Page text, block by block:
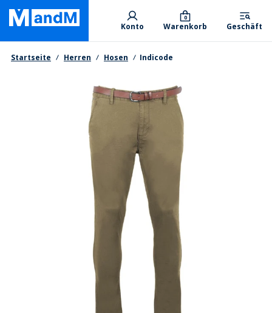
Skip
main
content
Primary departments
Konto Warenkorb
0
Geschäft
Brotkrumen
Startseite Herren Hosen Indicode